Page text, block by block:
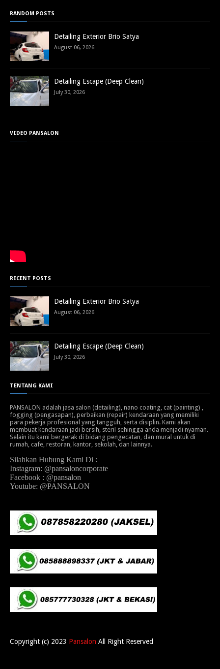
RANDOM POSTS
Detailing Exterior Brio Satya
August 06, 2026
Detailing Escape (Deep Clean)
July 30, 2026
VIDEO PANSALON
RECENT POSTS
Detailing Exterior Brio Satya
August 06, 2026
Detailing Escape (Deep Clean)
July 30, 2026
TENTANG KAMI
PANSALON adalah jasa salon (detailing), nano coating, cat (painting) ,
fogging (pengasapan), perbaikan (repair) kendaraan yang memiliki
para pekerja profesional yang tangguh, serta disiplin. Kami akan
membuat kendaraan jadi bersih, steril sehingga anda menjadi nyaman.
Selain itu kami bergerak di bidang pengecatan, dan mural untuk di
rumah, cafe, restoran, kantor, sekolah, dan lainnya.
Silahkan Hubung Kami Di :
Instagram: @pansaloncorporate
Facebook : @pansalon
Youtube: @PANSALON
Copyright (c) 2023 Pansalon All Right Reserved